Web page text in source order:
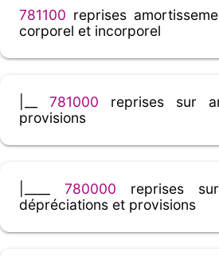
781100 reprises
corporel et incorporel
781000 reprises sur
provisions
780000 reprises sur
dépréciations et provisions